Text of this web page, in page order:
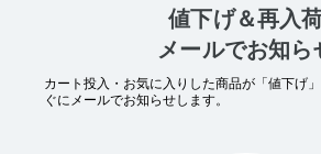
値下げ＆再入
メールでお知ら
カート投入・お気に入りした商品が「値下げ
ぐにメールでお知らせします。